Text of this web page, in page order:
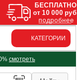
КАТЕГОРИИ
смотреть